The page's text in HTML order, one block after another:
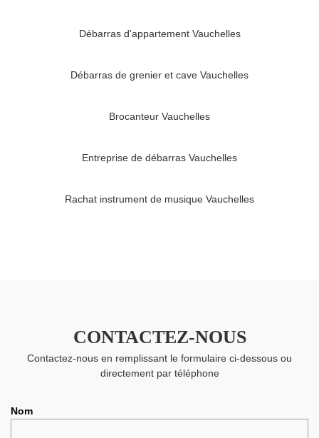
Débarras d'appartement Vauchelles
Débarras de grenier et cave Vauchelles
Brocanteur Vauchelles
Entreprise de débarras Vauchelles
Rachat instrument de musique Vauchelles
CONTACTEZ-NOUS
Contactez-nous en remplissant le formulaire ci-dessous ou
directement par téléphone
Nom